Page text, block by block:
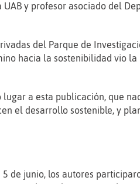
y profesor asociado del
del Parque de
hacia la sostenibilidad vio
a esta publicación, que
el desarrollo sostenible, y
de junio, los autores